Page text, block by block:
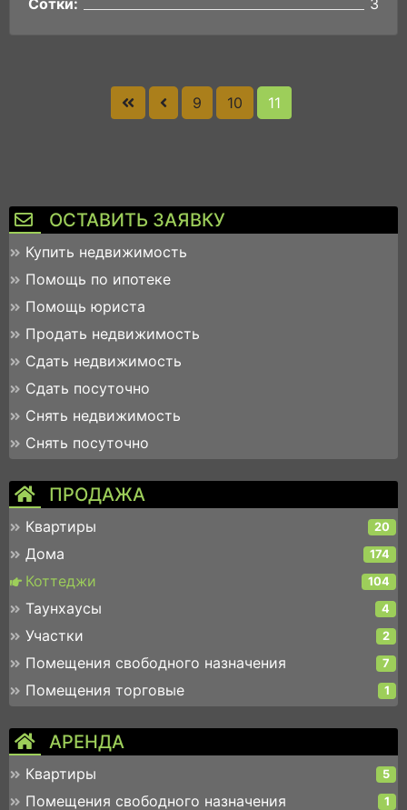
ОСТАВИТЬ ЗАЯВКУ
Купить недвижимость
Помощь по ипотеке
Помощь юриста
Продать недвижимость
Сдать недвижимость
Сдать посуточно
Снять недвижимость
Снять посуточно
ПРОДАЖА
Квартиры 20
Дома 174
Коттеджи 104
Таунхаусы 4
Участки 2
Помещения свободного назначения 7
Помещения торговые 1
АРЕНДА
Квартиры 5
Помещения свободного назначения 1
Сотки:
3
9 10 11